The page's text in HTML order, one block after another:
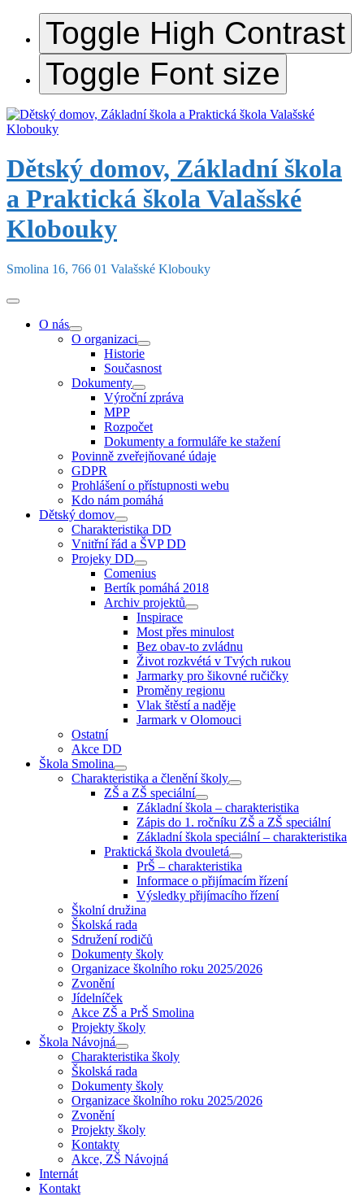
Toggle High Contrast
Toggle Font size
Skip
to
Dětský domov, Základní škola
a Praktická škola Valašské
Klobouky
Smolina 16, 766 01 Valašské Klobouky
O nás
O organizaci
Historie
Současnost
Dokumenty
Výroční zpráva
MPP
Rozpočet
Dokumenty a formuláře ke stažení
Povinně zveřejňované údaje
GDPR
Prohlášení o přístupnosti webu
Kdo nám pomáhá
Dětský domov
Charakteristika DD
Vnitřní řád a ŠVP DD
Projeky DD
Comenius
Bertík pomáhá 2018
Archiv projektů
Inspirace
Most přes minulost
Bez obav-to zvládnu
Život rozkvétá v Tvých rukou
Jarmarky pro šikovné ručičky
Proměny regionu
Vlak štěstí a naděje
Jarmark v Olomouci
Ostatní
Akce DD
Škola Smolina
Charakteristika a členění školy
ZŠ a ZŠ speciální
Základní škola – charakteristika
Zápis do 1. ročníku ZŠ a ZŠ speciální
Základní škola speciální – charakteristika
Praktická škola dvouletá
PrŠ – charakteristika
Informace o přijímacím řízení
Výsledky přijímacího řízení
Školní družina
Školská rada
Sdružení rodičů
Dokumenty školy
Organizace školního roku 2025/2026
Zvonění
Jídelníček
Akce ZŠ a PrŠ Smolina
Projekty školy
Škola Návojná
Charakteristika školy
Školská rada
Dokumenty školy
Organizace školního roku 2025/2026
Zvonění
Projekty školy
Kontakty
Akce, ZŠ Návojná
Internát
Kontakt